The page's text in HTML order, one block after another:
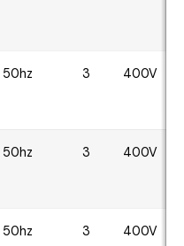
50hz 3 400V
50hz 3 400V
50hz 3 400V